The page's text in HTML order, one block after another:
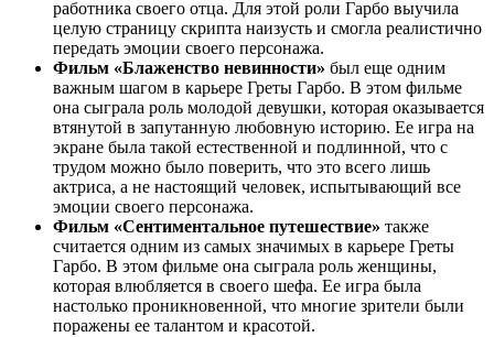
работника своего отца. Для этой роли Гарбо выучила
целую страницу скрипта наизусть и смогла реалистично
передать эмоции своего персонажа.
Фильм «Блаженство невинности» был еще одним
важным шагом в карьере Греты Гарбо. В этом фильме
она сыграла роль молодой девушки, которая оказывается
втянутой в запутанную любовную историю. Ее игра на
экране была такой естественной и подлинной, что с
трудом можно было поверить, что это всего лишь
актриса, а не настоящий человек, испытывающий все
эмоции своего персонажа.
Фильм «Сентиментальное путешествие» также
считается одним из самых значимых в карьере Греты
Гарбо. В этом фильме она сыграла роль женщины,
которая влюбляется в своего шефа. Ее игра была
настолько проникновенной, что многие зрители были
поражены ее талантом и красотой.